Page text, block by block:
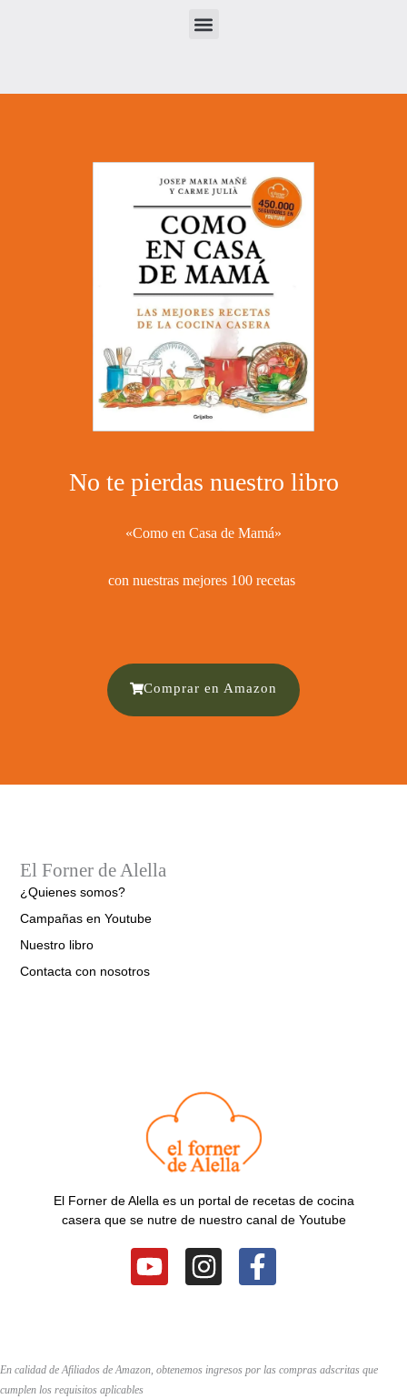
No te pierdas nuestro libro
«Como en Casa de Mamá»
con nuestras mejores 100 recetas ​
Comprar en Amazon
El Forner de Alella es un portal de recetas de cocina
casera que se nutre de nuestro canal de Youtube
Y
o
u
I
n
a
F
a
b
El Forner de Alella
¿Quienes somos?
Campañas en Youtube
Nuestro libro
Contacta con nosotros
En calidad de Afiliados de Amazon, obtenemos ingresos por las compras adscritas que
cumplen los requisitos aplicables